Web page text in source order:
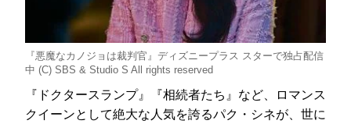
『悪魔なカノジョは裁判官』ディズニープラス スターで独占配信
中 (C) SBS & Studio S All rights reserved
『ドクタースランプ』『相続者たち』など、ロマンス
クイーンとして絶大な人気を誇るパク・シネが、世に